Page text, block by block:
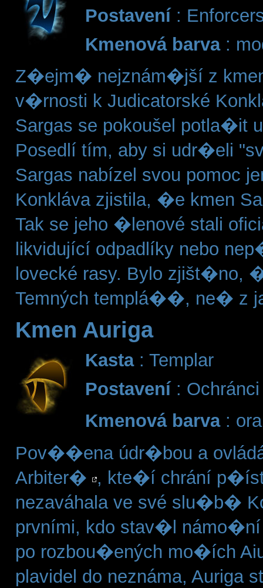
Postavení:
Kmenová barva:
Z�ejm� nejznám�jší z
v�rnosti k Judicatorské
Sargas se pokoušel potla�it
Posedlí tím, aby si udr�eli
Sargas nabízel svou pomoc
Konkláva zjistila, �e kmen
Tak se jeho �lenové stali
likvidující odpadlíky nebo
lovecké rasy. Bylo zjišt�no,
Temných templá��, ne� z
Kmen Auriga
Kasta: Templar
Postavení: Ochránci
Kmenová barva:
Pov��ena údr�bou a
Arbiter� , kte�í chrání
nezaváhala ve své slu�b�
prvními, kdo stav�l
po rozbou�ených mo�ích
plavidel do neznáma, Auriga